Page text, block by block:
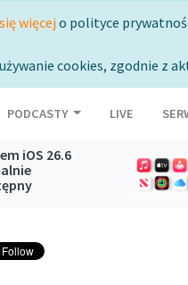
więcej o polityce
cookies, zgodnie z
PODCASTY LIVE
iOS 26.6